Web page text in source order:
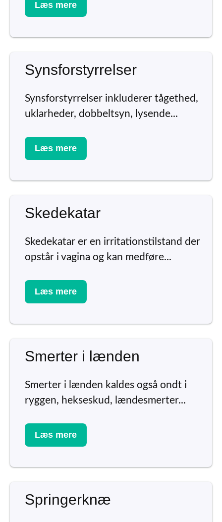
Læs mere
Synsforstyrrelser
Synsforstyrrelser inkluderer tågethed,
uklarheder, dobbeltsyn, lysende...
Læs mere
Skedekatar
Skedekatar er en irritationstilstand der
opstår i vagina og kan medføre...
Læs mere
Smerter i lænden
Smerter i lænden kaldes også ondt i
ryggen, hekseskud, lændesmerter...
Læs mere
Springerknæ